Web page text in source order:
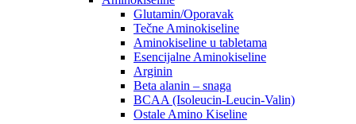
Glutamin/Oporavak
Tečne Aminokiseline
Aminokiseline u tabletama
Esencijalne Aminokiseline
Arginin
Beta alanin – snaga
BCAA (Isoleucin-Leucin-Valin)
Ostale Amino Kiseline